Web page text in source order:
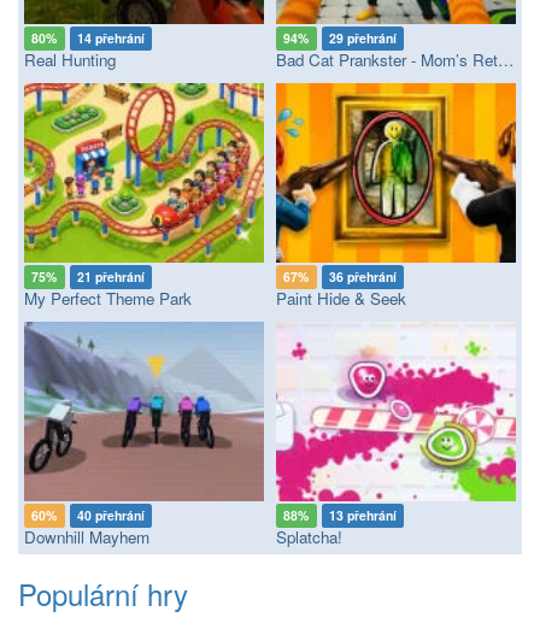
80% 14 přehrání
Real Hunting
94% 29 přehrání
Bad Cat Prankster - Mom’s Return
75% 21 přehrání
My Perfect Theme Park
67% 36 přehrání
Paint Hide & Seek
60% 40 přehrání
Downhill Mayhem
88% 13 přehrání
Splatcha!
Populární hry